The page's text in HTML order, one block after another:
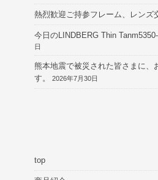
熱烈歓迎ご持参フレーム、レンズ
今日のLINDBERG Thin
日
熊本地震で被災された皆さまに、
す。
2026年7月30日
top